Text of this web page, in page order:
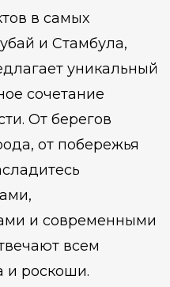
в самых
и Стамбула,
уникальный
сочетание
От берегов
от побережья
и современными
всем
и роскоши.